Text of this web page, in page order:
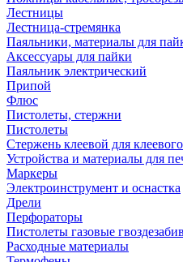
Лестницы
Лестница-стремянка
Паяльники, материалы для
Аксессуары для пайки
Паяльник электрический
Припой
Флюс
Пистолеты, стержни
Пистолеты
Стержень клеевой для
Устройства и материалы для
Маркеры
Электроинструмент и оснастка
Дрели
Перфораторы
Пистолеты газовые
Расходные материалы